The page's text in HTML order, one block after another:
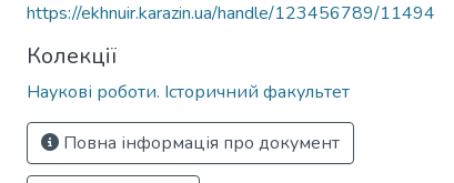
https://ekhnuir.karazin.ua/handle/123456789/11494
Колекції
Наукові роботи. Історичний факультет
Повна інформація про документ